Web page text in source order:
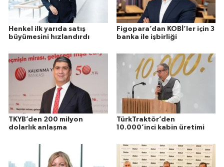
Henkel ilk yarıda satış
büyümesini hızlandırdı
Figopara’dan KOBİ’ler için 3
banka ile işbirliği
TKYB’den 200 milyon
dolarlık anlaşma
TürkTraktör’den
10.000’inci kabin üretimi